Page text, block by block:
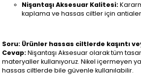
Nişantaşı Aksesuar Kalitesi:
kaplama ve hassas ciltler için
Soru: Ürünler hassas ciltlerde kaşıntı
Cevap:Nişantaşı Aksesuar olarak tüm
materyaller kullanıyoruz. Nikel içermeyen
hassas ciltlerde bile güvenle kullanılabilir.